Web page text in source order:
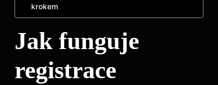
krokem
Jak funguje
registrace